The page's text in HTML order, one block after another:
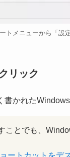
トメニューから「設
リック
かれた
ことでも、
ートカットをデ